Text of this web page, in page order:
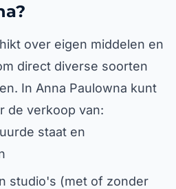
over eigen middelen en
direct diverse soorten
In Anna Paulowna kunt
de verkoop van:
staat en
studio's (met of zonder